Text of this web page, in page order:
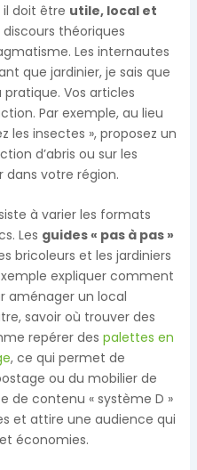
il doit être utile, local et
discours théoriques
Les internautes
que jardinier, je sais que
Vos articles
Par exemple, au lieu
les insectes », proposez un
d’abris ou sur les
dans votre région.
à varier les formats
Les guides « pas à pas »
bricoleurs et les jardiniers
expliquer comment
aménager un local
savoir où trouver des
repérer des palettes en
, ce qui permet de
ou du mobilier de
de contenu « système D »
et attire une audience qui
économies.